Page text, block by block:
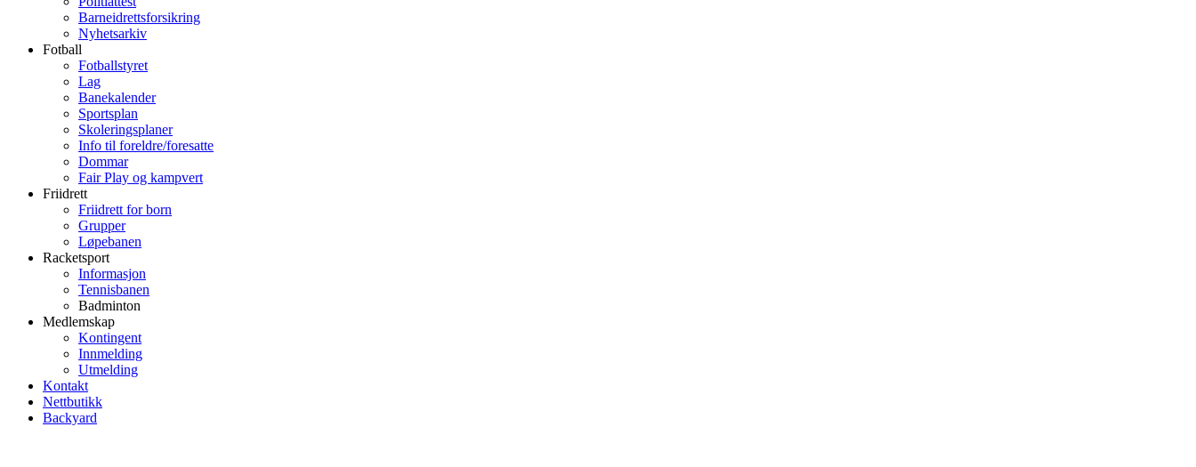
Barneidrettsforsikring
Nyhetsarkiv
Fotball
Fotballstyret
Lag
Banekalender
Sportsplan
Skoleringsplaner
Info til foreldre/foresatte
Dommar
Fair Play og kampvert
Friidrett
Friidrett for born
Grupper
Løpebanen
Racketsport
Informasjon
Tennisbanen
Badminton
Medlemskap
Kontingent
Innmelding
Utmelding
Kontakt
Nettbutikk
Backyard